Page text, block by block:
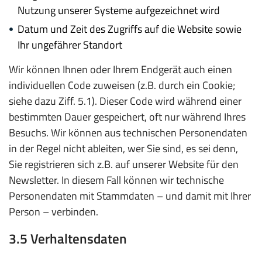
Nutzung unserer Systeme aufgezeichnet wird
Datum und Zeit des Zugriffs auf die Website sowie
Ihr ungefährer Standort
Wir können Ihnen oder Ihrem Endgerät auch einen
individuellen Code zuweisen (z.B. durch ein Cookie;
siehe dazu Ziff. 5.1). Dieser Code wird während einer
bestimmten Dauer gespeichert, oft nur während Ihres
Besuchs. Wir können aus technischen Personendaten
in der Regel nicht ableiten, wer Sie sind, es sei denn,
Sie registrieren sich z.B. auf unserer Website für den
Newsletter. In diesem Fall können wir technische
Personendaten mit Stammdaten – und damit mit Ihrer
Person – verbinden.
3.5 Verhaltensdaten